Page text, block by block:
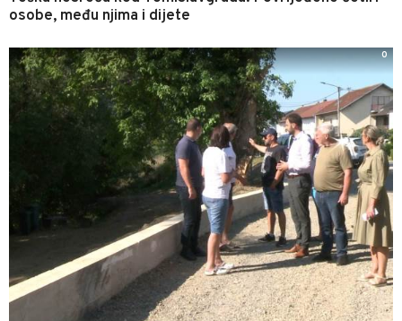
osobe, među njima i dijete
0